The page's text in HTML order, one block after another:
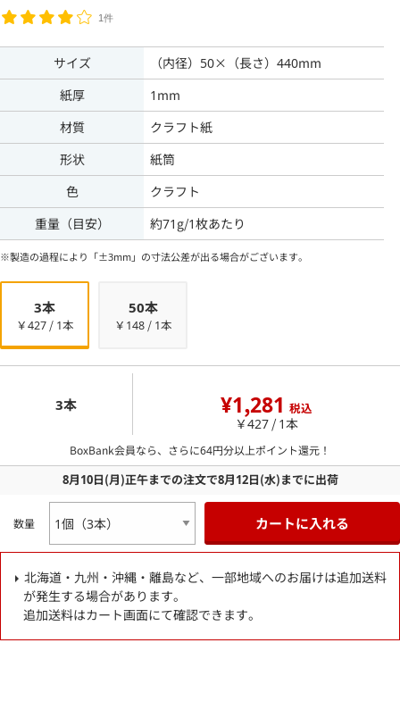
1件
サイズ
（内径）50×（長さ）440mm
紙厚
1mm
材質
クラフト紙
形状
紙筒
色
クラフト
重量（目安）
約71g/1枚あたり
※製造の過程により「±3mm」の寸法公差が出る場合がございます。
3本
￥427 / 1本
50本
￥148 / 1本
3本 ¥1,281 税込
￥427 / 1本
BoxBank会員なら、さらに64円分以上ポイント還元！
8月10日(月)正午までの注文で8月12日(水)までに出荷
数量 カートに入れる
北海道・九州・沖縄・離島など、一部地域へのお届けは追加送料
が発生する場合があります。
追加送料はカート画面にて確認できます。